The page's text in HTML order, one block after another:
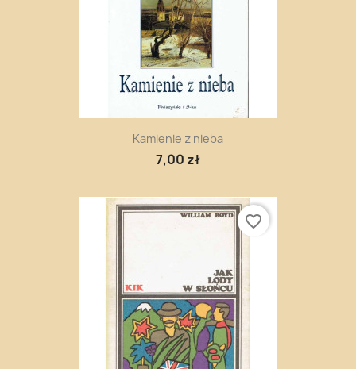
Kamienie z nieba
7,00 zł
favorite_border